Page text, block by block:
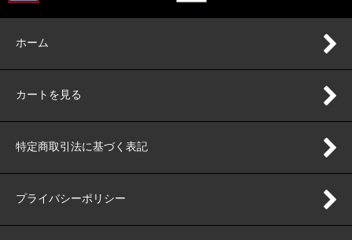
ホーム
カートを見る
特定商取引法に基づく表記
プライバシーポリシー